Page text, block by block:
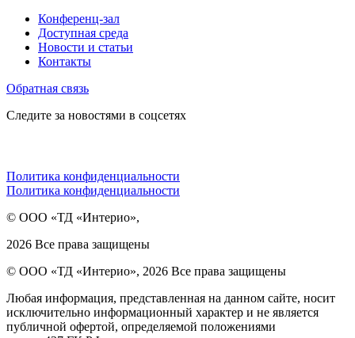
Конференц-зал
Доступная среда
Новости и статьи
Контакты
Обратная связь
Следите за новостями в соцсетях
Политика конфиденциальности
Политика конфиденциальности
© ООО «ТД «Интерио»,
2026 Все права защищены
© ООО «ТД «Интерио», 2026 Все права защищены
Любая информация, представленная на данном сайте, носит
исключительно информационный характер и не является
публичной офертой, определяемой положениями